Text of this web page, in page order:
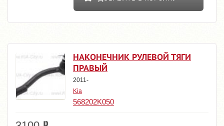
НАКОНЕЧНИК РУЛЕВОЙ ТЯГИ
ПРАВЫЙ
2011-
Kia
568202K050